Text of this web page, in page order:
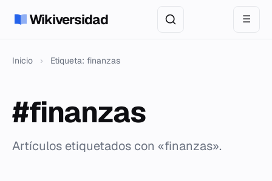
Wikiversidad ☰
Inicio › Etiqueta: finanzas
#finanzas
Artículos etiquetados con «finanzas».